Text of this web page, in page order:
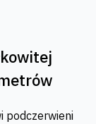
podczerwieni